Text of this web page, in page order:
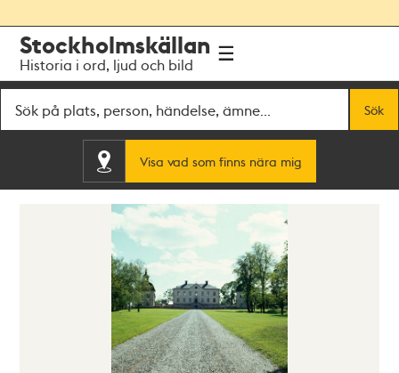
navigationen
huvudinnehållet
Stockholmskällan
Historia i ord, ljud och bild
Sök
Visa vad som finns nära mig